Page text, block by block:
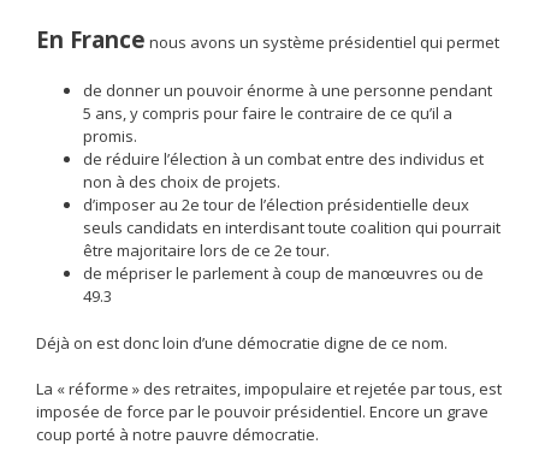
En France nous avons un système présidentiel qui permet
de donner un pouvoir énorme à une personne pendant
5 ans, y compris pour faire le contraire de ce qu’il a
promis.
de réduire l’élection à un combat entre des individus et
non à des choix de projets.
d’imposer au 2e tour de l’élection présidentielle deux
seuls candidats en interdisant toute coalition qui pourrait
être majoritaire lors de ce 2e tour.
de mépriser le parlement à coup de manœuvres ou de
49.3
Déjà on est donc loin d’une démocratie digne de ce nom.
La « réforme » des retraites, impopulaire et rejetée par tous, est
imposée de force par le pouvoir présidentiel. Encore un grave
coup porté à notre pauvre démocratie.